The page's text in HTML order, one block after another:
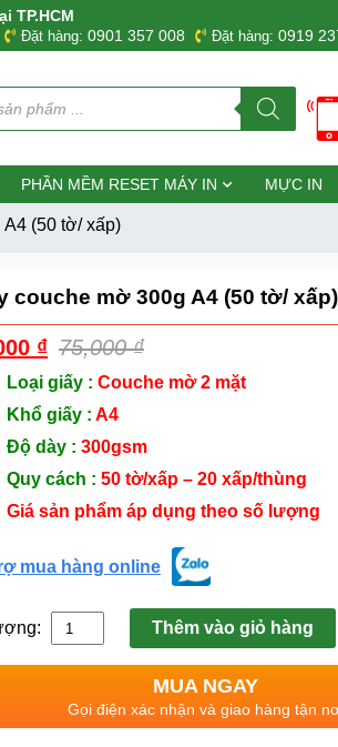
TP.HCM
Đặt hàng: 0901 357 008 Đặt hàng: 0919
PHẦN MỀM RESET MÁY IN MỰC IN
(50 tờ/ xấp)
couche mờ 300g A4 (50 tờ/ xấp)
75,000₫
₫
Loại giấy : Couche mờ 2 mặt
Khổ giấy : A4
Độ dày : 300gsm
Quy cách : 50 tờ/xấp – 20 xấp/thùng
Giá sản phẩm áp dụng theo số lượng
mua hàng online
Thêm vào giỏ hàng
MUA NGAY
Gọi điện xác nhận và giao hàng tận